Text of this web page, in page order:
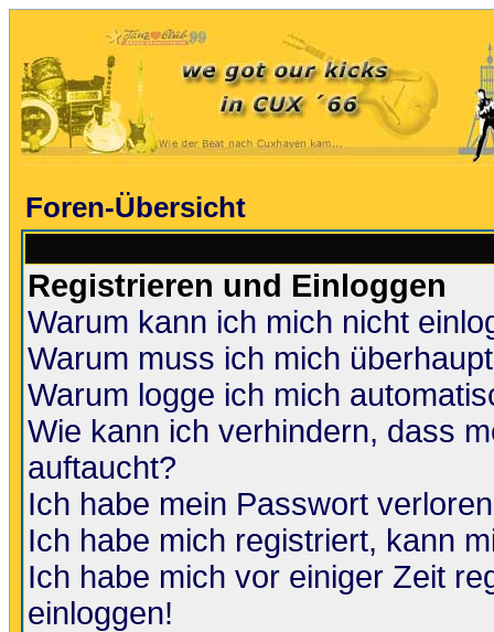
Foren-Übersicht
Registrieren und Einloggen
Warum kann ich mich nicht
Warum muss ich mich
Warum logge ich mich
Wie kann ich verhindern, dass
auftaucht?
Ich habe mein Passwort
Ich habe mich registriert, kann
Ich habe mich vor einiger Zeit
einloggen!